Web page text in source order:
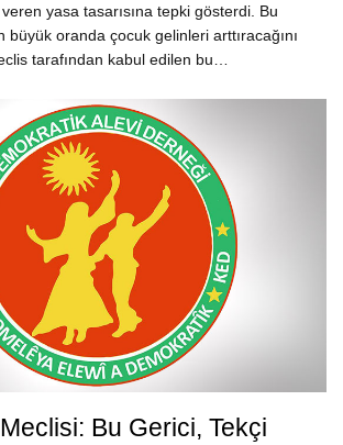
yasa tasarısına tepki gösterdi. Bu
büyük oranda çocuk gelinleri arttıracağını
tarafından kabul edilen bu…
Bu Gerici, Tekçi